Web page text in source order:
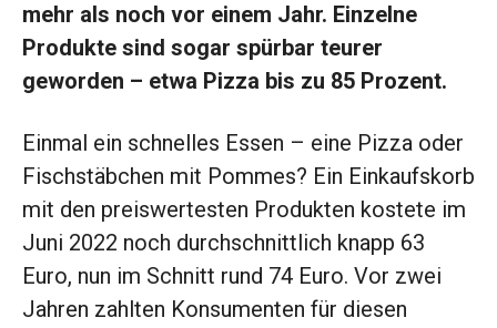
mehr als noch vor einem Jahr. Einzelne
Produkte sind sogar spürbar teurer
geworden – etwa Pizza bis zu 85 Prozent.
Einmal ein schnelles Essen – eine Pizza oder
Fischstäbchen mit Pommes? Ein Einkaufskorb
mit den preiswertesten Produkten kostete im
Juni 2022 noch durchschnittlich knapp 63
Euro, nun im Schnitt rund 74 Euro. Vor zwei
Jahren zahlten Konsumenten für diesen